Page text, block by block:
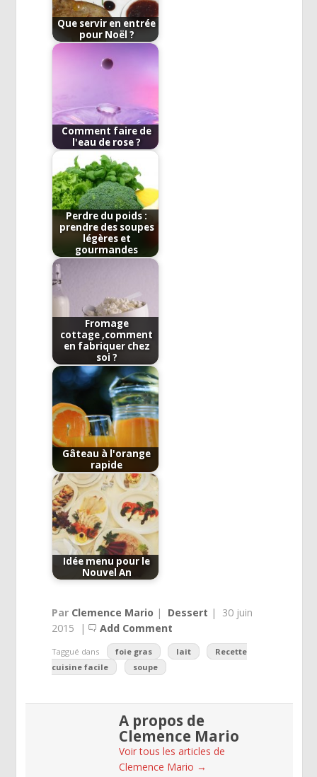
Que servir en entrée
pour Noël ?
Comment faire de
l'eau de rose ?
Perdre du poids :
prendre des soupes
légères et
gourmandes
Fromage
cottage ,comment
en fabriquer chez
soi ?
Gâteau à l'orange
rapide
Idée menu pour le
Nouvel An
Par Clemence Mario | Dessert | 30 juin
2015 | Add Comment
Taggué dans foie gras lait
Recette
cuisine facile
soupe
A propos de
Clemence Mario
Voir tous les articles de
Clemence Mario →